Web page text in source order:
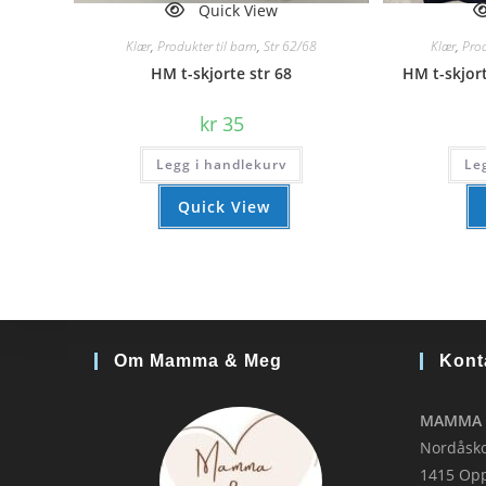
Quick View
Klær,Produkter til barn,Str 62/68
HM t-skjorte str 68
kr35
Legg i handlekurv
Quick View
Klær,
HM t-
Om Mamma & Meg
MAMMA
1415